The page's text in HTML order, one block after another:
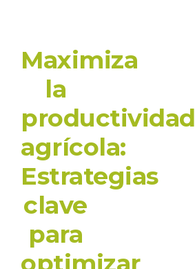
Maximiza
la
productividad
agrícola:
Estrategias
clave
para
optimizar